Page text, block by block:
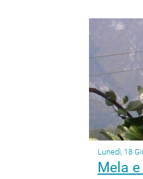
Lunedì, 18
Mela